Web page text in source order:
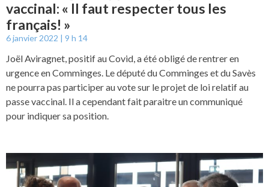
vaccinal: « Il faut respecter tous les
français! »
6 janvier 2022 9 h 14
Joël Aviragnet, positif au Covid, a été obligé de rentrer en
urgence en Comminges. Le député du Comminges et du Savès
ne pourra pas participer au vote sur le projet de loi relatif au
passe vaccinal. Il a cependant fait paraitre un communiqué
pour indiquer sa position.